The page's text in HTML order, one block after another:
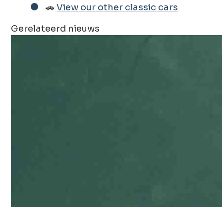
🚗View our other classic cars
Gerelateerd nieuws